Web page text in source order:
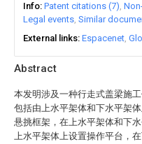
Abstract
本发明涉及一种行走式盖梁施
包括由上水平架体和下水平架
悬挑框架，在上水平架体和下
上水平架体上设置操作平台，
Info Patent citations (7)
Legal events Similar
External links Espacenet